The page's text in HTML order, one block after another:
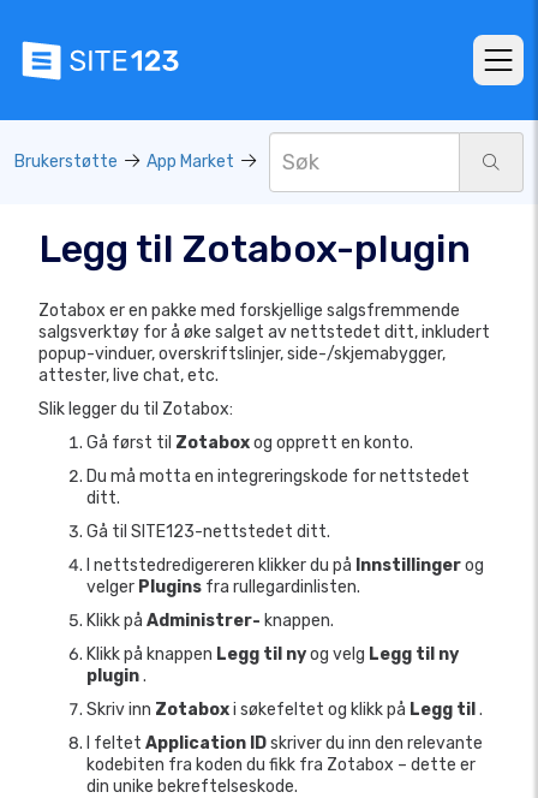
Brukerstøtte App Market
Legg til Zotabox-plugin
Zotabox er en pakke med forskjellige salgsfremmende
salgsverktøy for å øke salget av nettstedet ditt, inkludert
popup-vinduer, overskriftslinjer, side-/skjemabygger,
attester, live chat, etc.
Slik legger du til Zotabox:
Gå først til Zotaboxog opprett en konto.
Du må motta en integreringskode for nettstedet
ditt.
Gå til SITE123-nettstedet ditt.
I nettstedredigereren klikker du på Innstillingerog
velger Plugins fra rullegardinlisten.
Klikk på Administrer- knappen.
Klikk på knappen Legg til nyog velg Legg til ny
plugin.
Skriv inn Zotaboxi søkefeltet og klikk på Legg til .
I feltet Application IDskriver du inn den relevante
kodebiten fra koden du fikk fra Zotabox – dette er
din unike bekreftelseskode.